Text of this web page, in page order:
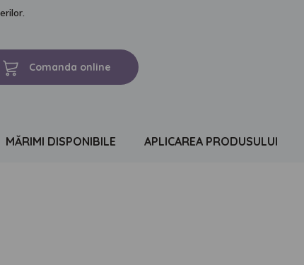
Comanda online
MĂRIMI DISPONIBILE APLICAREA PRODUSULUI